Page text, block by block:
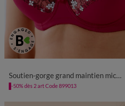
Soutien-gorge grand maintien microfibre Caminata - avec armatures
-50% dès 2 art Code 899013